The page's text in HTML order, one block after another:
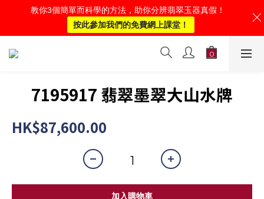
7195917 翡翠墨翠大山水牌
HK$87,600.00
加入購物車
教你3個簡單而科學的方法，助你分辨翡翠玉器真假！
按此參加我們的免費網上課堂！